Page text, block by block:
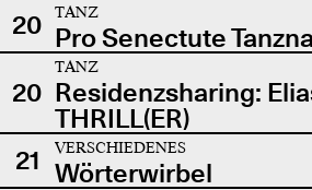
20
TANZ
Pro Senectute
20
TANZ
Residenzsharing:
THRILL(ER)
21
VERSCHIEDENES
Wörterwirbel